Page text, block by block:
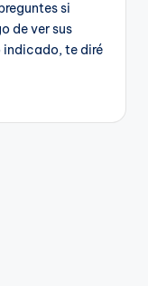
si
de ver sus
indicado, te diré